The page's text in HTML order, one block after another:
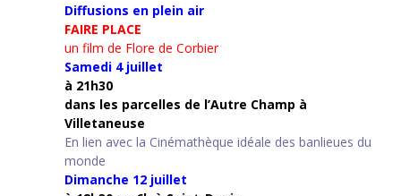
Diffusions en plein air
FAIRE PLACE
un film de Flore de Corbier
Samedi 4 juillet
à 21h30
dans les parcelles de l’Autre Champ à
Villetaneuse
En lien avec la Cinémathèque idéale des banlieues du
monde
Dimanche 12 juillet